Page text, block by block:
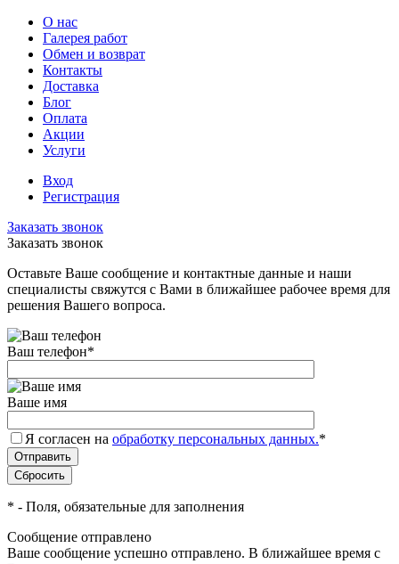
О нас
Галерея работ
Обмен и возврат
Контакты
Доставка
Блог
Оплата
Акции
Услуги
Вход
Регистрация
Заказать звонок
Заказать звонок
Оставьте Ваше сообщение и контактные данные и наши
специалисты свяжутся с Вами в ближайшее рабочее время для
решения Вашего вопроса.
Ваш телефон*
Ваше имя
Я согласен на обработку персональных данных.*
* - Поля, обязательные для заполнения
Сообщение отправлено
Ваше сообщение успешно отправлено. В ближайшее время с